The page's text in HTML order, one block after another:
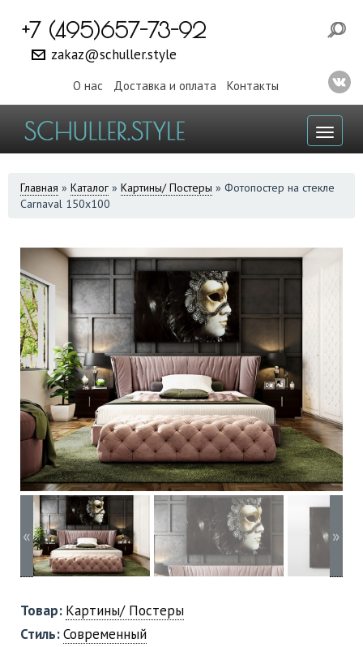
+7 (495)657-73-92
zakaz@schuller.style
О нас Доставка и оплата Контакты
ВЫ
ЗДЕСЬ
Главная » Каталог » Картины/ Постеры » Фотопостер на стекле
Carnaval 150х100
« »
Товар: Картины/ Постеры
Стиль:Современный